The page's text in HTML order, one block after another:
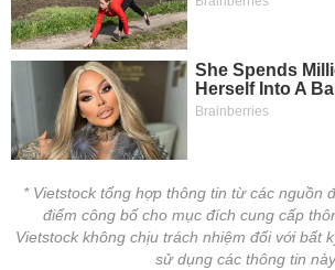
* Vietstock tổng hợp thông tin từ các nguồn
điểm công bố cho mục đích cung cấp
Vietstock không chịu trách nhiệm đối với bất
sử dụng các thông tin